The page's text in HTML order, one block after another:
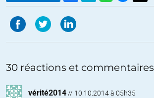
30 réactions et commentaires
vérité2014 // 10.10.2014 à 05h35